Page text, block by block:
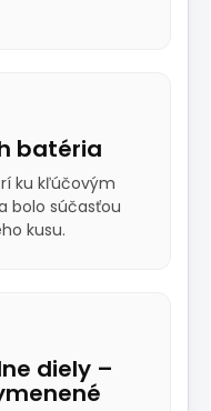
batéria
ku kľúčovým
bolo súčasťou
kusu.
diely –